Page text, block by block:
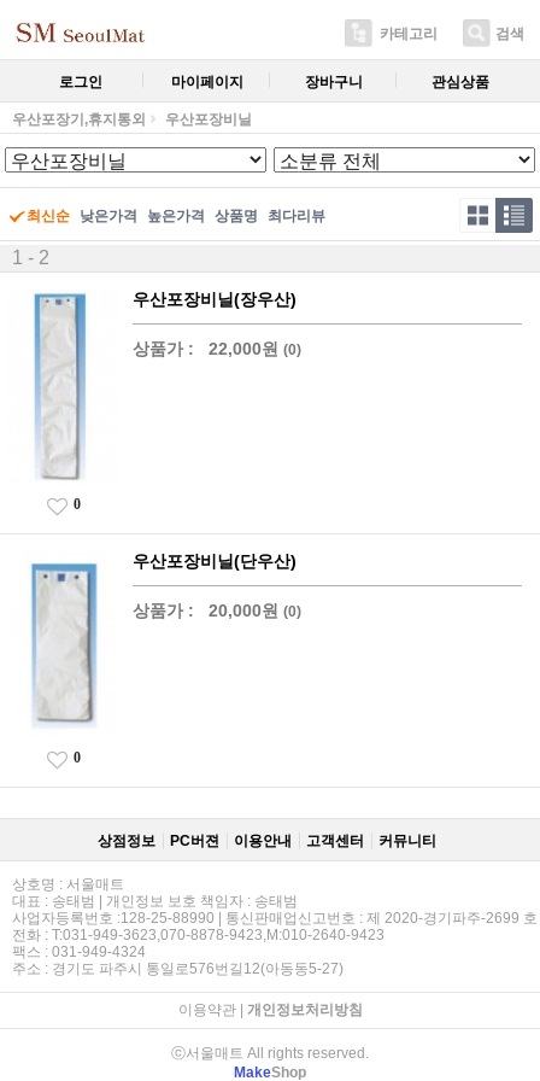
카테고리 검색
로그인 마이페이지 장바구니 관심상품
우산포장기,휴지통외 우산포장비닐
최신순 낮은가격 높은가격 상품명 최다리뷰
1 - 2
우산포장비닐(장우산)
상품가 : 22,000원 (0)
0
우산포장비닐(단우산)
상품가 : 20,000원 (0)
0
상점정보 PC버젼 이용안내 고객센터 커뮤니티
상호명 : 서울매트
대표 : 송태범 | 개인정보 보호 책임자 : 송태범
사업자등록번호 :128-25-88990 | 통신판매업신고번호 : 제 2020-경기파주-2699 호
전화 : T:031-949-3623,070-8878-9423,M:010-2640-9423
팩스 : 031-949-4324
주소 : 경기도 파주시 통일로576번길12(아동동5-27)
이용약관| 개인정보처리방침
ⓒ서울매트 All rights reserved.
MakeShop